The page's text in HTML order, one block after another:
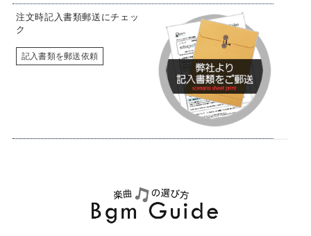
注文時記入書類郵送にチェッ
ク
記入書類を郵送依頼